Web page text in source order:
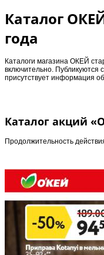
Каталог
года
Каталоги магазина ОКЕЙ
включительно. Публикуются
присутствует информация об
Каталог акций
Продолжительность